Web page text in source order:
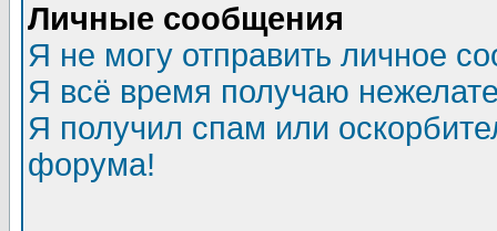
Личные сообщения
Я не могу отправить личное
Я всё время получаю
Я получил спам или
форума!